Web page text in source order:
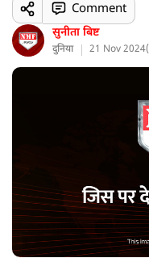
सुनीता बिष्ट
दुनिया 21 Nov 2024(
Comment